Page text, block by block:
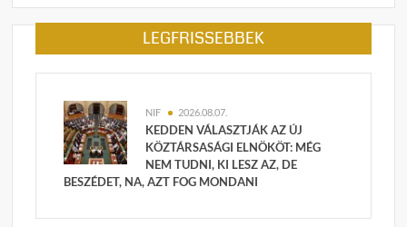
LEGFRISSEBBEK
NIF 2026.08.07.
KEDDEN VÁLASZTJÁK AZ ÚJ
KÖZTÁRSASÁGI ELNÖKÖT: MÉG
NEM TUDNI, KI LESZ AZ, DE
BESZÉDET, NA, AZT FOG MONDANI